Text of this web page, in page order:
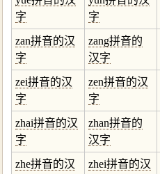
字
字
zan拼音的汉
字
zang拼音的
汉字
zei拼音的汉
字
zen拼音的汉
字
zhai拼音的汉
字
zhan拼音的
汉字
zhe拼音的汉
zhei拼音的汉